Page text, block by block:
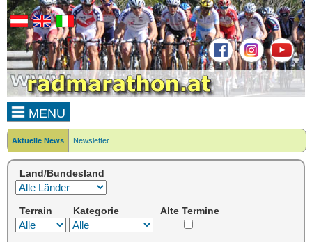
MENU
Aktuelle News Newsletter
Land/Bundesland
Terrain Kategorie Alte Termine